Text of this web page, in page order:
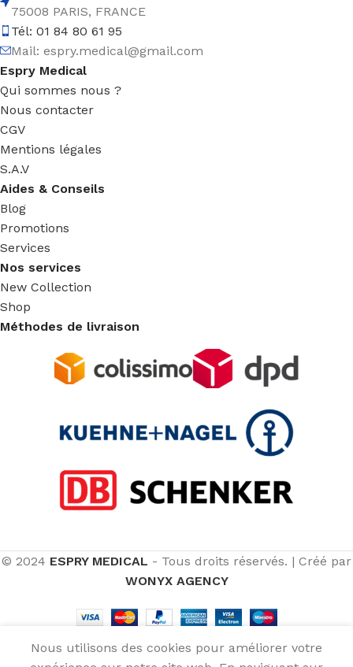
75008 PARIS, FRANCE
Tél: 01 84 80 61 95
Mail: espry.medical@gmail.com
Espry Medical
Qui sommes nous ?
Nous contacter
CGV
Mentions légales
S.A.V
Aides & Conseils
Blog
Promotions
Services
Nos services
New Collection
Shop
Méthodes de livraison
© 2024 ESPRY MEDICAL - Tous droits réservés. | Créé par
WONYX AGENCY
Nous utilisons des cookies pour améliorer votre
Chaise de 129,90€